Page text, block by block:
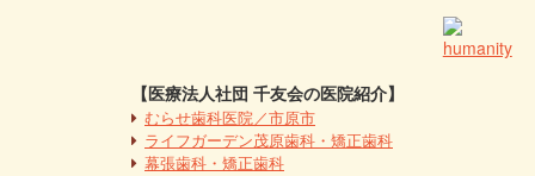
【医療法人社団 千友会の医院紹介】
むらせ歯科医院／市原市
ライフガーデン茂原歯科・矯正歯科
幕張歯科・矯正歯科